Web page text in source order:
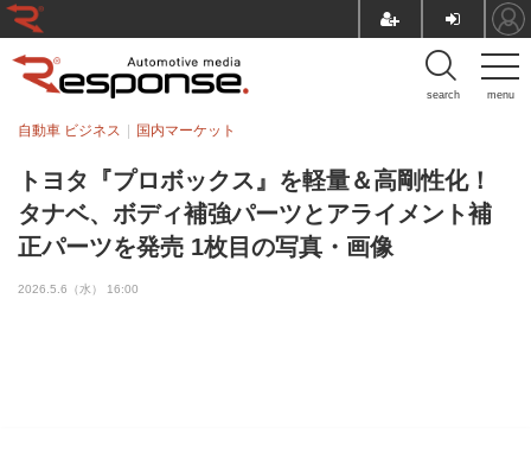
menu
search
トヨタ『プロボックス』を軽量＆高剛性化！
タナベ、ボディ補強パーツとアライメント補
正パーツを発売 1枚目の写真・画像
自動車 ビジネス 国内マーケット
2026.5.6（水） 16:00